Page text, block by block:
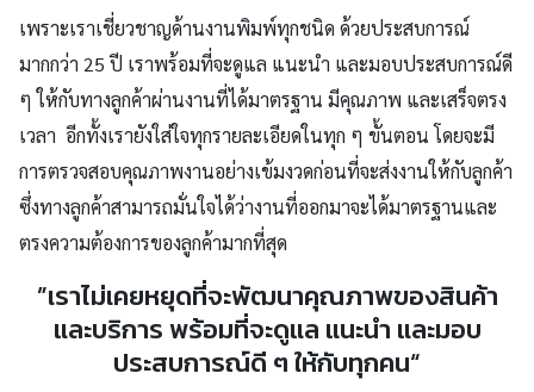
เพราะเราเชี่ยวชาญด้านงานพิมพ์ทุกชนิด ด้วยประสบการณ์
มากกว่า 25 ปี เราพร้อมที่จะดูแล แนะนำ และมอบประสบการณ์ดี
ๆ ให้กับทางลูกค้าผ่านงานที่ได้มาตรฐาน มีคุณภาพ และเสร็จตรง
เวลา อีกทั้งเรายังใส่ใจทุกรายละเอียดในทุก ๆ ขั้นตอน โดยจะมี
การตรวจสอบคุณภาพงานอย่างเข้มงวดก่อนที่จะส่งงานให้กับลูกค้า
ซึ่งทางลูกค้าสามารถมั่นใจได้ว่างานที่ออกมาจะได้มาตรฐานและ
ตรงความต้องการของลูกค้ามากที่สุด
”เราไม่เคยหยุดที่จะพัฒนาคุณภาพของสินค้า
และบริการ พร้อมที่จะดูแล แนะนำ และมอบ
ประสบการณ์ดี ๆ ให้กับทุกคน“
Search
for: